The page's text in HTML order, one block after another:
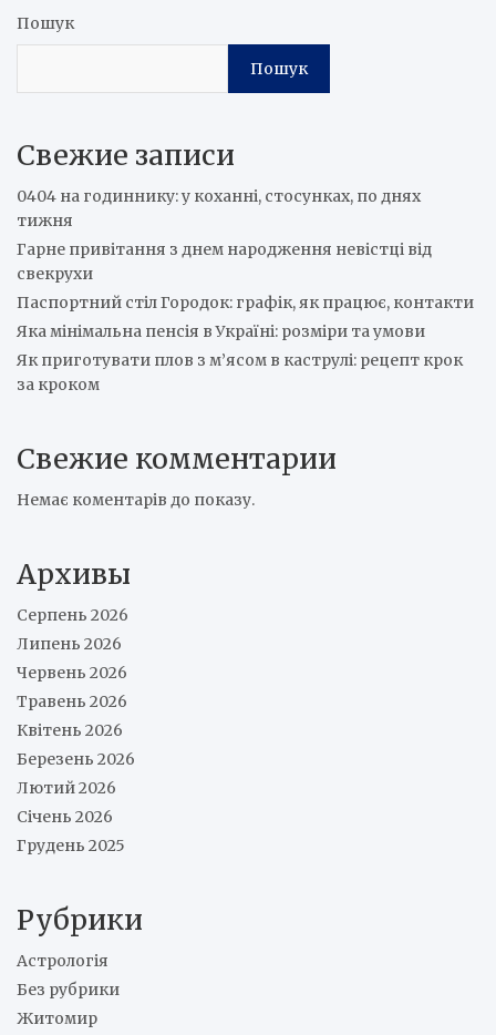
Пошук
Пошук
Свежие записи
0404 на годиннику: у коханні, стосунках, по днях
тижня
Гарне привітання з днем народження невістці від
свекрухи
Паспортний стіл Городок: графік, як працює, контакти
Яка мінімальна пенсія в Україні: розміри та умови
Як приготувати плов з м’ясом в каструлі: рецепт крок
за кроком
Свежие комментарии
Немає коментарів до показу.
Архивы
Серпень 2026
Липень 2026
Червень 2026
Травень 2026
Квітень 2026
Березень 2026
Лютий 2026
Січень 2026
Грудень 2025
Рубрики
Астрологія
Без рубрики
Житомир